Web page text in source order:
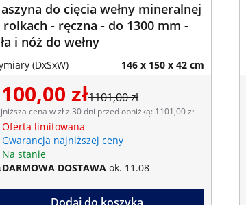
do cięcia wełny mineralnej
- ręczna - do 1300 mm -
i nóż do wełny
(DxSxW) 146 x 150 x 42 cm
zł1101,00 zł
cena w zł z 30 dni przed obniżką: 1101,00 zł
Oferta limitowana
Gwarancja najniższej ceny
Na stanie
DARMOWA DOSTAWA ok. 11.08